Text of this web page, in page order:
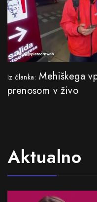
Iz članka: Mehiškega
prenosom v živo
Aktualno